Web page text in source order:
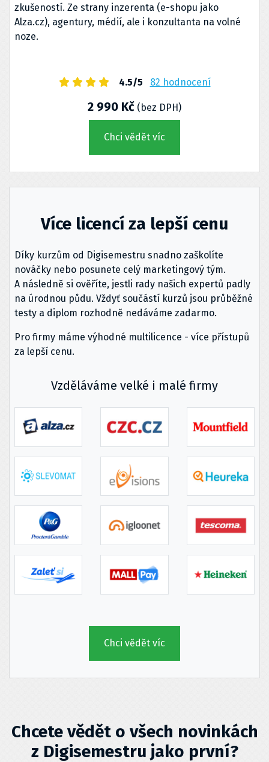
zkušeností. Ze strany inzerenta (e-shopu jako
Alza.cz), agentury, médií, ale i konzultanta na volné
noze.
4.5/5 82 hodnocení
2 990 Kč (bez DPH)
Chci vědět víc
Více licencí za lepší cenu
Díky kurzům od Digisemestru snadno zaškolíte
nováčky nebo posunete celý marketingový tým.
A následně si ověříte, jestli rady našich expertů padly
na úrodnou půdu. Vždyť součástí kurzů jsou průběžné
testy a diplom rozhodně nedáváme zadarmo.
Pro firmy máme výhodné multilicence - více přístupů
za lepší cenu.
Vzděláváme velké i malé firmy
Chci vědět víc
Chcete vědět o všech novinkách
z Digisemestru jako první?